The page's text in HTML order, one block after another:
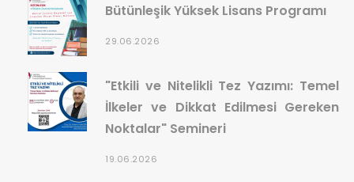
Bütünleşik Yüksek Lisans Programı
29.06.2026
"Etkili ve Nitelikli Tez Yazımı: Temel
İlkeler ve Dikkat Edilmesi Gereken
Noktalar" Semineri
19.06.2026